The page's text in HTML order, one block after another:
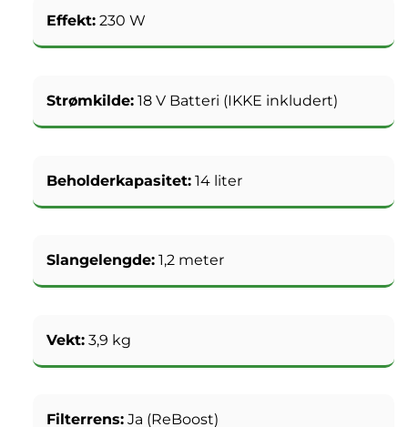
Effekt:230 W
Strømkilde:18 V Batteri (IKKE inkludert)
Beholderkapasitet:14 liter
Slangelengde:1,2 meter
Vekt:3,9 kg
Filterrens:Ja (ReBoost)